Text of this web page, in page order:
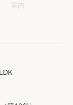
室内